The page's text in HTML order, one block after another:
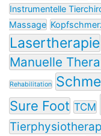
Instrumentelle
Massage
Lasertherapie
Manuelle
Rehabilitation
Sure Foot TCM